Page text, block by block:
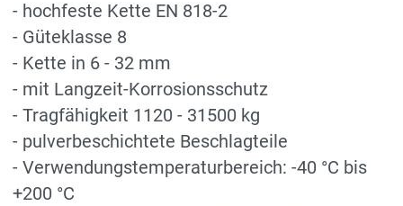
- hochfeste Kette EN 818-2
- Güteklasse 8
- Kette in 6 - 32 mm
- mit Langzeit-Korrosionsschutz
- Tragfähigkeit 1120 - 31500 kg
- pulverbeschichtete Beschlagteile
- Verwendungstemperaturbereich: -40 °C bis
+200 °C